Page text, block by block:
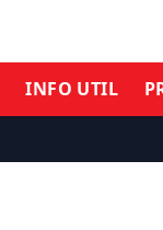
INFO UTIL